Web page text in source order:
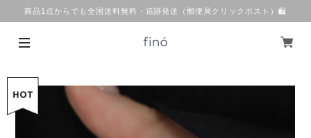
商品1点からでも全国送料無料・追跡発送（郵便局クリックポスト）🛍